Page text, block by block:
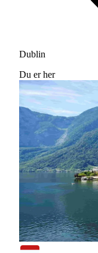
Dublin
Du er her